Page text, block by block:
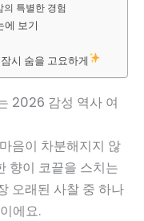
특별한 경험
에 보기
시 숨을 고요하게
2026 감성 역사 여
음이 차분해지지 않
향이 코끝을 스치는
오래된 사찰 중 하나
에요.